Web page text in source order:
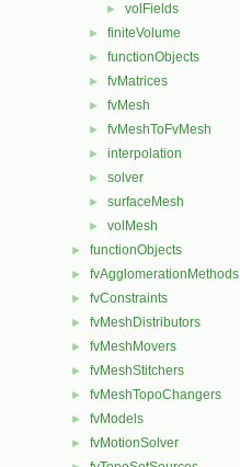
► volFields
► finiteVolume
► functionObjects
► fvMatrices
► fvMesh
► fvMeshToFvMesh
► interpolation
► solver
► surfaceMesh
► volMesh
► functionObjects
► fvAgglomerationMethods
► fvConstraints
► fvMeshDistributors
► fvMeshMovers
► fvMeshStitchers
► fvMeshTopoChangers
► fvModels
► fvMotionSolver